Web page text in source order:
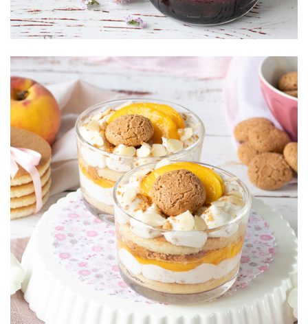
Bicchierini con
crema agli
amaretti
e pesche
caramellate